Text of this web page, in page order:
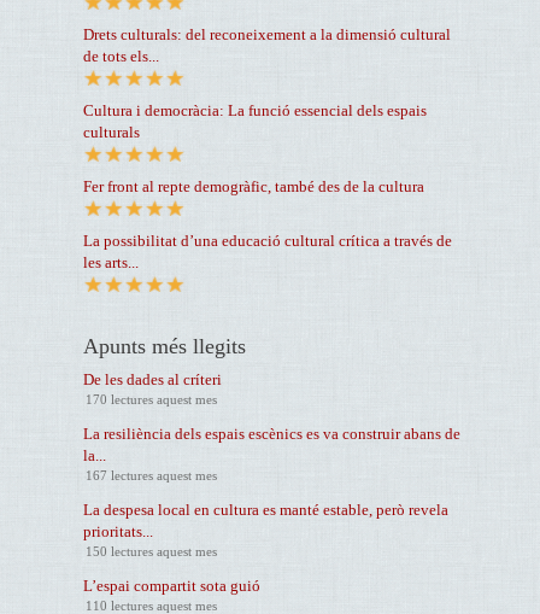
Drets culturals: del reconeixement a la dimensió cultural
de tots els...
Cultura i democràcia: La funció essencial dels espais
culturals
Fer front al repte demogràfic, també des de la cultura
La possibilitat d’una educació cultural crítica a través de
les arts...
Apunts més llegits
De les dades al críteri
170 lectures aquest mes
La resiliència dels espais escènics es va construir abans de
la...
167 lectures aquest mes
La despesa local en cultura es manté estable, però revela
prioritats...
150 lectures aquest mes
L’espai compartit sota guió
110 lectures aquest mes